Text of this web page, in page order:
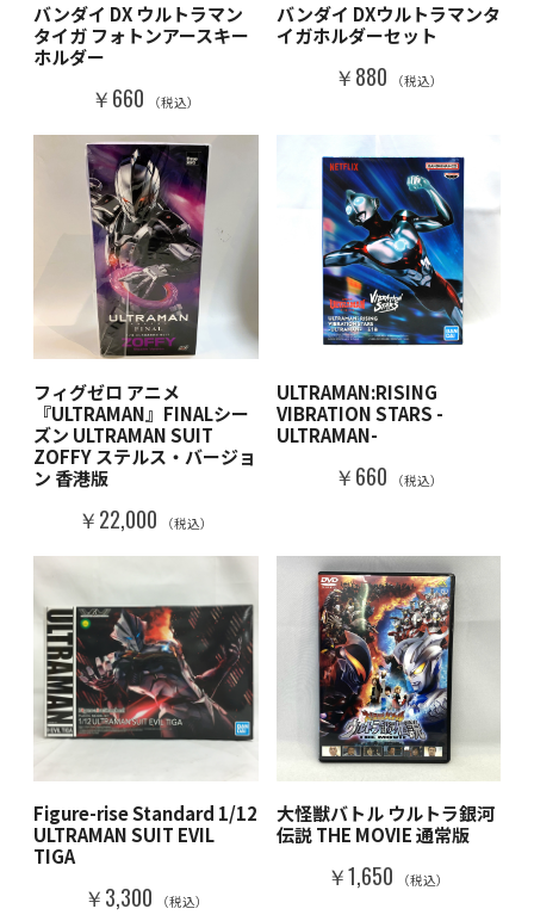
バンダイ DX ウルトラマン
タイガ フォトンアースキー
ホルダー
￥660 （税込）
バンダイ DXウルトラマンタ
イガホルダーセット
￥880 （税込）
フィグゼロ アニメ
『ULTRAMAN』FINALシー
ズン ULTRAMAN SUIT
ZOFFY ステルス・バージョ
ン 香港版
￥22,000 （税込）
ULTRAMAN:RISING
VIBRATION STARS -
ULTRAMAN-
￥660 （税込）
Figure-rise Standard 1/12
ULTRAMAN SUIT EVIL
TIGA
￥3,300 （税込）
大怪獣バトル ウルトラ銀河
伝説 THE MOVIE 通常版
￥1,650 （税込）